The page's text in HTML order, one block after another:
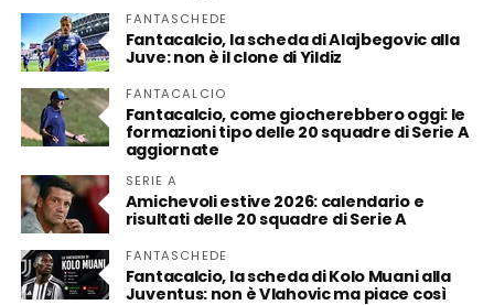
FANTASCHEDE
Fantacalcio, la scheda di Alajbegovic alla
Juve: non è il clone di Yildiz
FANTACALCIO
Fantacalcio, come giocherebbero oggi: le
formazioni tipo delle 20 squadre di Serie A
aggiornate
SERIE A
Amichevoli estive 2026: calendario e
risultati delle 20 squadre di Serie A
FANTASCHEDE
Fantacalcio, la scheda di Kolo Muani alla
Juventus: non è Vlahovic ma piace così